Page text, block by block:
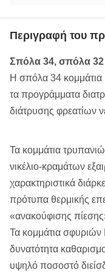
Περιγραφή του
Σπόλα 34, σπόλα 32
Η σπόλα 34 κομμάτια
τα προγράμματα
διάτρυσης φρεατίων
Τα κομμάτια
νικέλιο-κραμάτων
χαρακτηριστικά
πρότυπα θερμικής
«ανακούφισης
Τα κομμάτια σφυριών
δυνατότητα
υψηλό ποσοστό